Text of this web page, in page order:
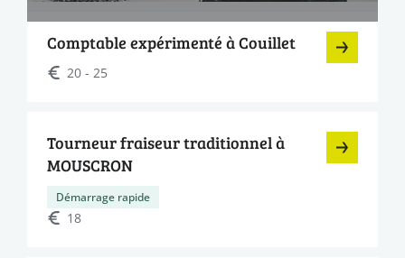
Comptable expérimenté à Couillet
20 - 25
Tourneur fraiseur traditionnel à
MOUSCRON
Démarrage rapide
18